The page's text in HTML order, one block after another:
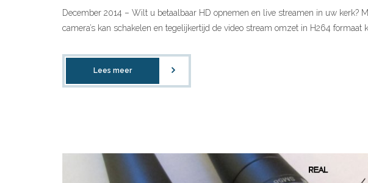
December 2014 – Wilt u betaalbaar HD opnemen en live streamen in uw kerk?
camera’s kan schakelen en tegelijkertijd de video stream omzet in H264
Lees meer